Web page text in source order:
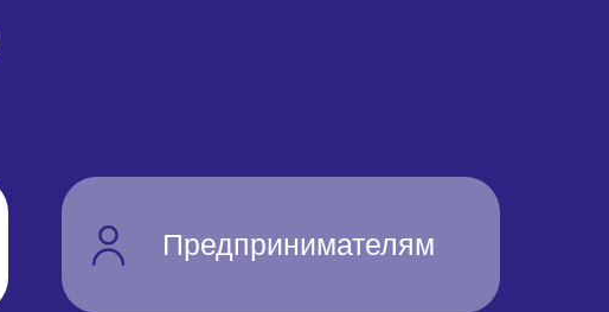
Предпринимателям